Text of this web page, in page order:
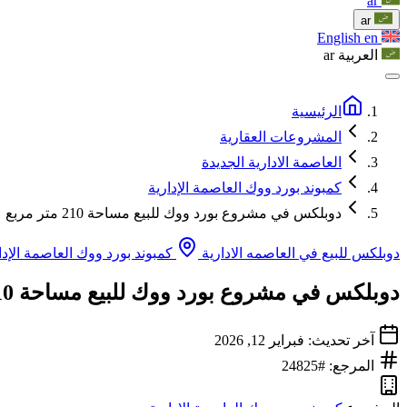
ar
English en
العربية ar
الرئيسية
المشروعات العقارية
العاصمة الادارية الجديدة
كمبوند بورد ووك العاصمة الإدارية
دوبلكس في مشروع بورد ووك للبيع مساحة 210 متر مربع
دوبلكس للبيع في العاصمه الادارية كمبوند بورد ووك العاصمة
دوبلكس في مشروع بورد ووك للبيع مساحة 210 متر مربع
آخر تحديث: فبراير 12, 2026
المرجع: #24825